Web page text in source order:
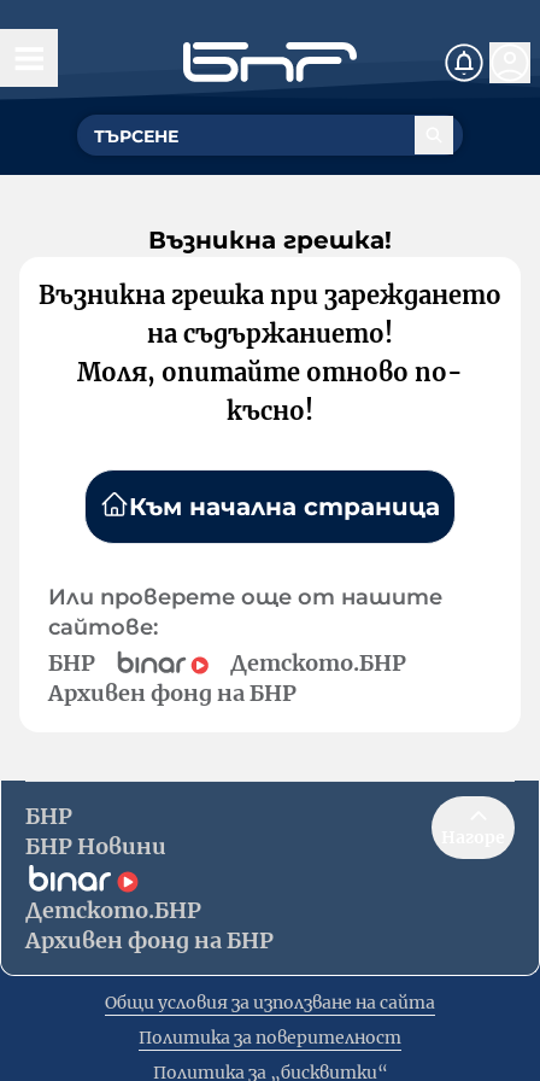
Възникна грешка!
Възникна грешка при зареждането
на съдържанието!
Моля, опитайте отново по-
късно!
Към начална страница
Или проверете още от нашите
сайтове:
БНР
Детското.БНР
Архивен фонд на БНР
БНР
БНР Новини
Детското.БНР
Архивен фонд на БНР
Общи условия за използване на сайта
Политика за поверителност
Политика за „бисквитки“